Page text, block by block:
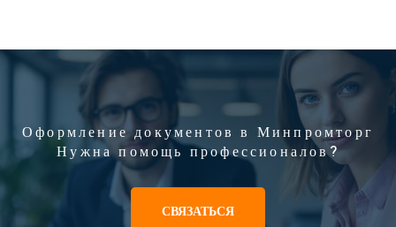
Оформление документов в Минпромторг
Нужна помощь профессионалов?
СВЯЗАТЬСЯ